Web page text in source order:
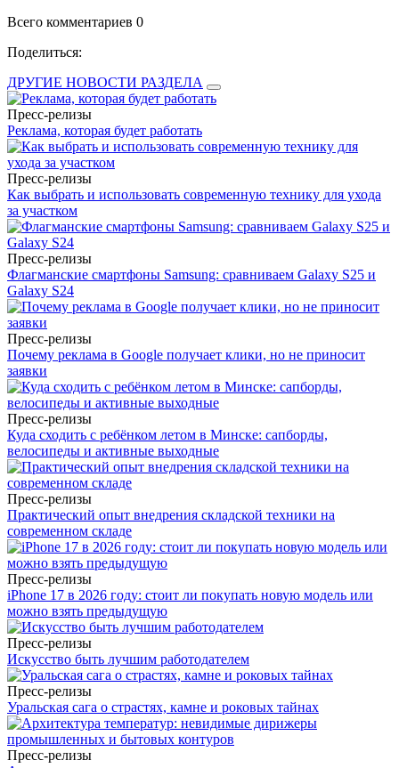
Всего комментариев 0
Поделиться:
ДРУГИЕ НОВОСТИ РАЗДЕЛА
Пресс-релизы
Реклама, которая будет работать
Пресс-релизы
Как выбрать и использовать современную технику для ухода
за участком
Пресс-релизы
Флагманские смартфоны Samsung: сравниваем Galaxy S25 и
Galaxy S24
Пресс-релизы
Почему реклама в Google получает клики, но не приносит
заявки
Пресс-релизы
Куда сходить с ребёнком летом в Минске: сапборды,
велосипеды и активные выходные
Пресс-релизы
Практический опыт внедрения складской техники на
современном складе
Пресс-релизы
iPhone 17 в 2026 году: стоит ли покупать новую модель или
можно взять предыдущую
Пресс-релизы
Искусство быть лучшим работодателем
Пресс-релизы
Уральская сага о страстях, камне и роковых тайнах
Пресс-релизы